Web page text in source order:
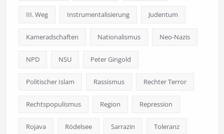
III. Weg Instrumentalisierung Judentum
Kameradschaften Nationalismus Neo-Nazis
NPD NSU Peter Gingold
Politischer Islam Rassismus Rechter Terror
Rechtspopulismus Region Repression
Rojava Rödelsee Sarrazin Toleranz